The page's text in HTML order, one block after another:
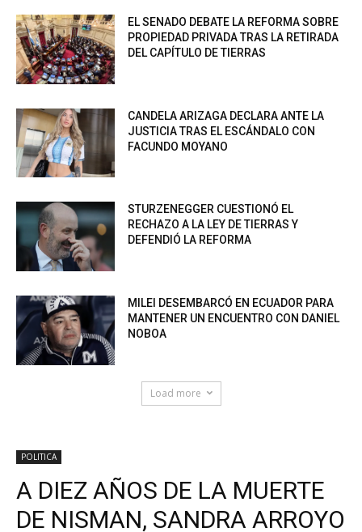
EL SENADO DEBATE LA REFORMA SOBRE
PROPIEDAD PRIVADA TRAS LA RETIRADA
DEL CAPÍTULO DE TIERRAS
CANDELA ARIZAGA DECLARA ANTE LA
JUSTICIA TRAS EL ESCÁNDALO CON
FACUNDO MOYANO
STURZENEGGER CUESTIONÓ EL
RECHAZO A LA LEY DE TIERRAS Y
DEFENDIÓ LA REFORMA
MILEI DESEMBARCÓ EN ECUADOR PARA
MANTENER UN ENCUENTRO CON DANIEL
NOBOA
Load more